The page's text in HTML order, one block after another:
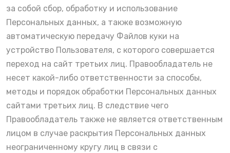
за собой сбор, обработку и использование
Персональных данных, а также возможную
автоматическую передачу Файлов куки на
устройство Пользователя, с которого совершается
переход на сайт третьих лиц. Правообладатель не
несет какой-либо ответственности за способы,
методы и порядок обработки Персональных данных
сайтами третьих лиц. В следствие чего
Правообладатель также не является ответственным
лицом в случае раскрытия Персональных данных
неограниченному кругу лиц в связи с